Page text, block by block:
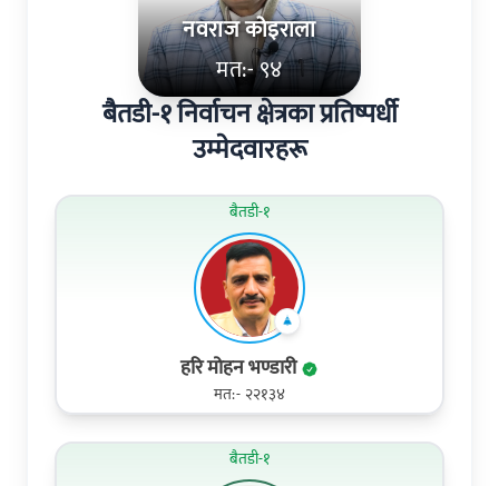
नवराज कोइराला
मत:- ९४
बैतडी-१ निर्वाचन क्षेत्रका प्रतिष्पर्धी
उम्मेदवारहरू
बैतडी-१
हरि मोहन भण्डारी
मत:- २२१३४
बैतडी-१